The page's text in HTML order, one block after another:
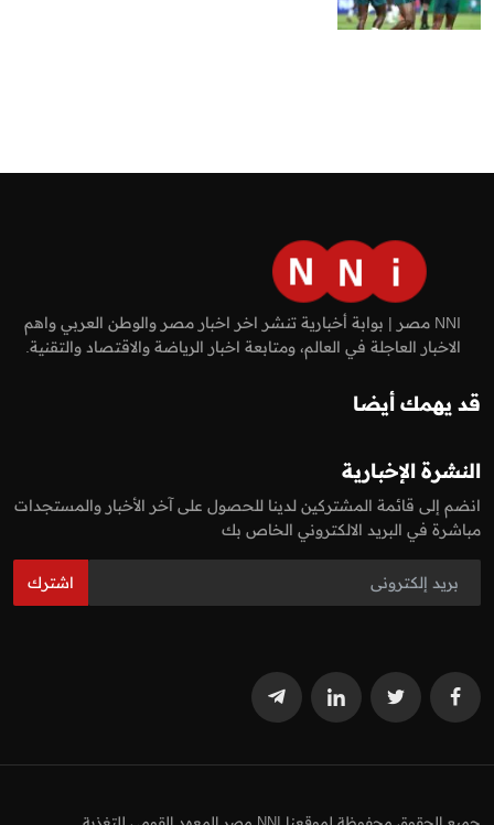
NNI مصر | بوابة أخبارية تنشر اخر اخبار مصر والوطن العربي واهم
الاخبار العاجلة في العالم، ومتابعة اخبار الرياضة والاقتصاد والتقنية.
قد يهمك أيضا
النشرة الإخبارية
انضم إلى قائمة المشتركين لدينا للحصول على آخر الأخبار والمستجدات
مباشرة في البريد الالكتروني الخاص بك
اشترك